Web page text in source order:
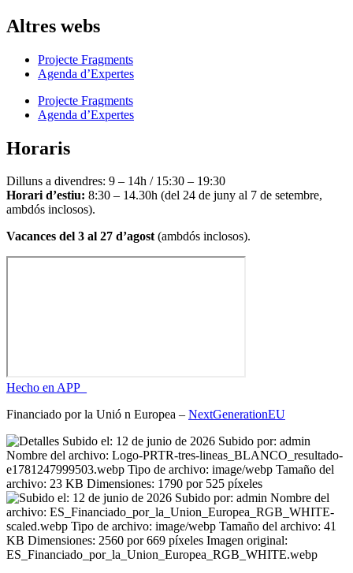
Altres webs
Projecte Fragments
Agenda d’Expertes
Projecte Fragments
Agenda d’Expertes
Horaris
Dilluns a divendres: 9 – 14h / 15:30 – 19:30
Horari d’estiu: 8:30 – 14.30h (del 24 de juny al 7 de setembre,
ambdós inclosos).
Vacances del 3 al 27 d’agost(ambdós inclosos).
Hecho en APP_
Financiado por la Unió n Europea – NextGenerationEU